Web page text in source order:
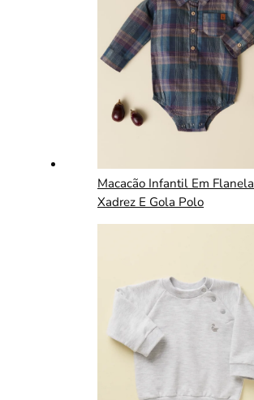
Macacão Infantil Em Flanela
Xadrez E Gola Polo